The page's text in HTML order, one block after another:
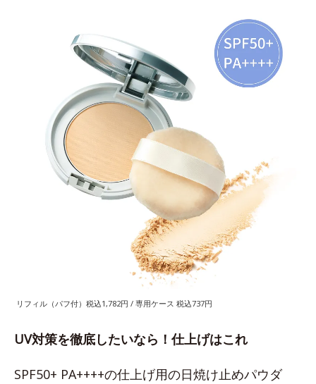
リフィル（パフ付）税込1,782円 / 専用ケース 税込737円
UV対策を徹底したいなら！仕上げはこれ
SPF50+ PA++++の仕上げ用の日焼け止めパウダ